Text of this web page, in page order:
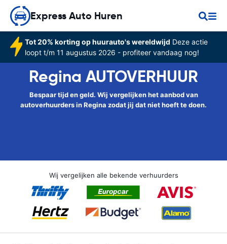
Express Auto Huren
Tot 20% korting op huurauto's wereldwijd Deze actie
loopt t/m 11 augustus 2026 - profiteer vandaag nog!
Regina AUTOVERHUUR
Bespaar tijd en geld. Wij vergelijken het aanbod van
autoverhuurders in Regina zodat jij dat niet hoeft te doen.
Wij vergelijken alle bekende verhuurders